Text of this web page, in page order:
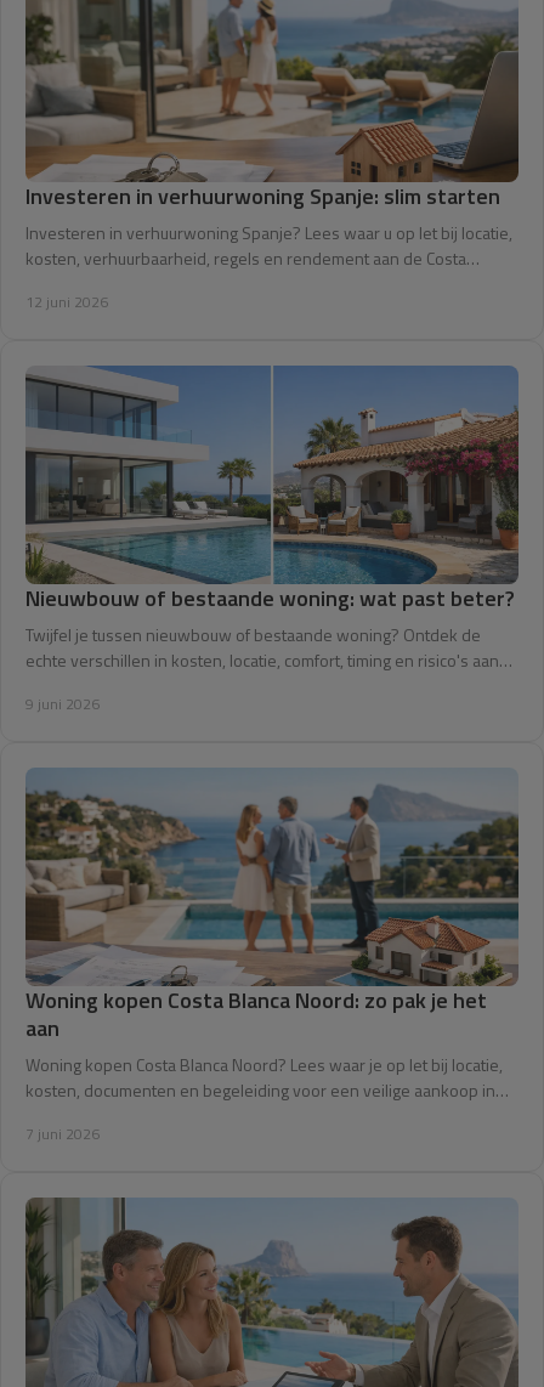
Investeren in verhuurwoning Spanje: slim starten
Investeren in verhuurwoning Spanje? Lees waar u op let bij locatie,
kosten, verhuurbaarheid, regels en rendement aan de Costa
12 juni 2026
Nieuwbouw of bestaande woning: wat past beter?
Twijfel je tussen nieuwbouw of bestaande woning? Ontdek de
echte verschillen in kosten, locatie, comfort, timing en risico's aan
9 juni 2026
Woning kopen Costa Blanca Noord: zo pak je het
aan
Woning kopen Costa Blanca Noord? Lees waar je op let bij locatie,
kosten, documenten en begeleiding voor een veilige aankoop in
7 juni 2026